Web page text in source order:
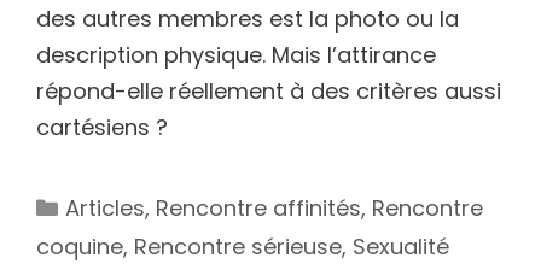
des autres membres est la photo ou la
description physique. Mais l’attirance
répond-elle réellement à des critères aussi
cartésiens ?
Catégories
Articles, Rencontre affinités, Rencontre
coquine, Rencontre sérieuse, Sexualité